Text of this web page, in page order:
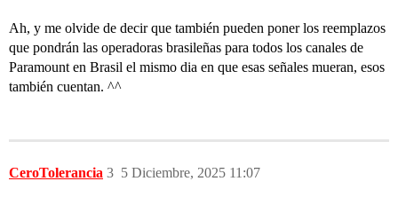
Ah, y me olvide de decir que también pueden poner los reemplazos
que pondrán las operadoras brasileñas para todos los canales de
Paramount en Brasil el mismo dia en que esas señales mueran, esos
también cuentan. ^^
CeroTolerancia 5 Diciembre, 2025 11:07
3